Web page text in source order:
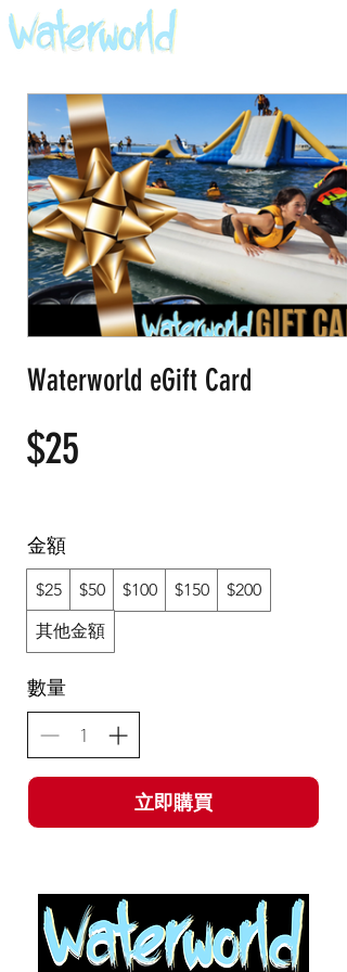
Waterworld eGift Card
$25
金額
$25 $50 $100 $150
$200
其他金額
數量
立即購買